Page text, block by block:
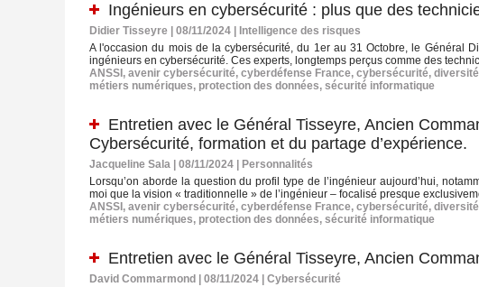
Ingénieurs en cybersécurité : plus que des
Didier Tisseyre | 08/11/2024
Intelligence des risques
A l'occasion du mois de la cybersécurité, du 1er au 31 Octobre, le Général
ingénieurs en cybersécurité. Ces experts, longtemps perçus comme des
ANSSI , avenir cybersécurité, cyberdéfense France, cybersécurité,
métiers numériques, protection des données, sécurité informatique
Entretien avec le Général Tisseyre, Ancien
Cybersécurité, formation et du partage d’expérience.
Jacqueline Sala | 08/11/2024
Personnalités
Lorsqu’on aborde la question du profil type de l’ingénieur aujourd’hui,
moi que la vision « traditionnelle » de l’ingénieur – focalisé presque
ANSSI , avenir cybersécurité, cyberdéfense France, cybersécurité,
métiers numériques, protection des données, sécurité informatique
Entretien avec le Général Tisseyre, Ancien
David Commarmond | 08/11/2024
Cybersécurité